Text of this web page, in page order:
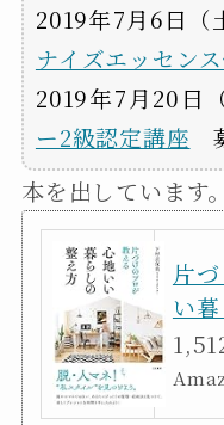
2019年7月6日
ナイズエッセン
2019年7月20日
ー2級認定講座
本を出しています。
片
い